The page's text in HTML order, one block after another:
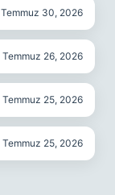
Temmuz 30, 2026
Temmuz 26, 2026
Temmuz 25, 2026
Temmuz 25, 2026